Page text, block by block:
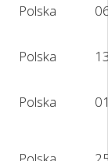
Polska
Polska
Polska